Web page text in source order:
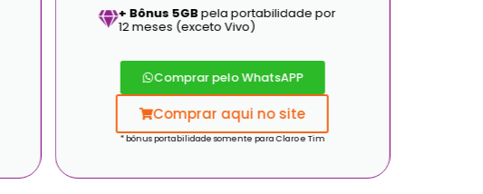
+ Bônus 5GBpela portabilidade por
12 meses (exceto Vivo)
Comprar pelo WhatsAPP
Comprar aqui no site
* bônus portabilidade somente para Claro e Tim